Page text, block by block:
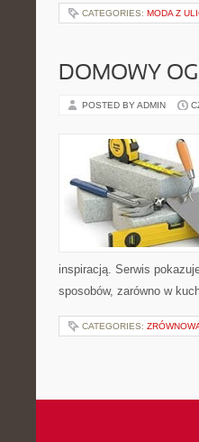
CATEGORIES: MODA Z
DOMOWY
POSTED BY ADMIN
inspiracją. Serwis
sposobów, zarówno w
CATEGORIES: